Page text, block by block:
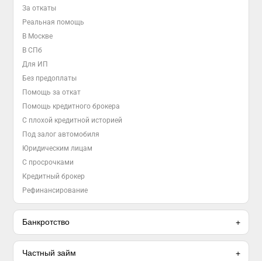
За откаты
Реальная помощь
В Москве
В СПб
Для ИП
Без предоплаты
Помощь за откат
Помощь кредитного брокера
С плохой кредитной историей
Под залог автомобиля
Юридическим лицам
С просрочками
Кредитный брокер
Рефинансирование
Банкротство
Частный займ